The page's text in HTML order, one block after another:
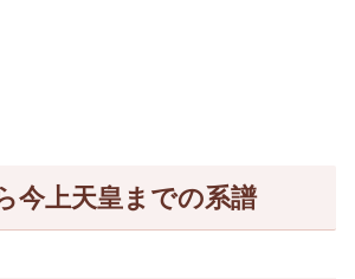
今上天皇までの系譜